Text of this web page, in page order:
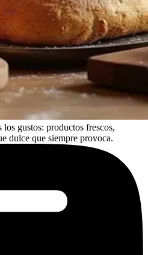
gustos: productos frescos,
dulce que siempre provoca.